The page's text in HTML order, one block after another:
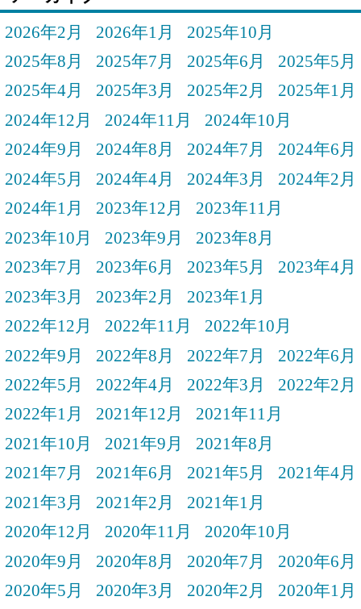
2026年2月
2026年1月
2025年10月
2025年8月
2025年7月 2025年6月
2025年5月
2025年4月
2025年3月 2025年2月
2025年1月
2024年12月
2024年11月
2024年10月
2024年9月
2024年8月 2024年7月
2024年6月
2024年5月
2024年4月 2024年3月
2024年2月
2024年1月
2023年12月
2023年11月
2023年10月
2023年9月
2023年8月
2023年7月
2023年6月 2023年5月
2023年4月
2023年3月
2023年2月
2023年1月
2022年12月
2022年11月
2022年10月
2022年9月
2022年8月 2022年7月
2022年6月
2022年5月
2022年4月 2022年3月
2022年2月
2022年1月
2021年12月
2021年11月
2021年10月
2021年9月
2021年8月
2021年7月
2021年6月 2021年5月
2021年4月
2021年3月
2021年2月
2021年1月
2020年12月
2020年11月
2020年10月
2020年9月
2020年8月 2020年7月
2020年6月
2020年5月
2020年3月 2020年2月
2020年1月